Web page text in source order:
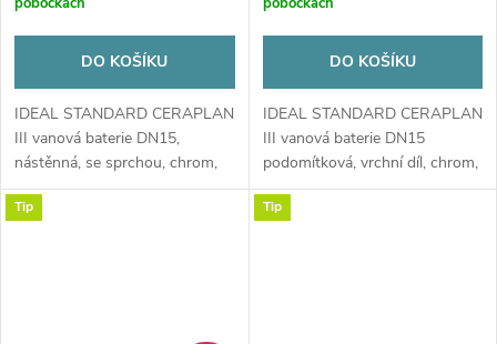
DO KOŠÍKU
IDEAL STANDARD CERAPLAN
III vanová baterie DN15,
nástěnná, se sprchou, chrom,
B0719AA
DO KOŠÍKU
IDEAL STANDARD CERAPLAN
III vanová baterie DN15
podomítková, vrchní díl, chrom,
A6115AA
Tip Tip